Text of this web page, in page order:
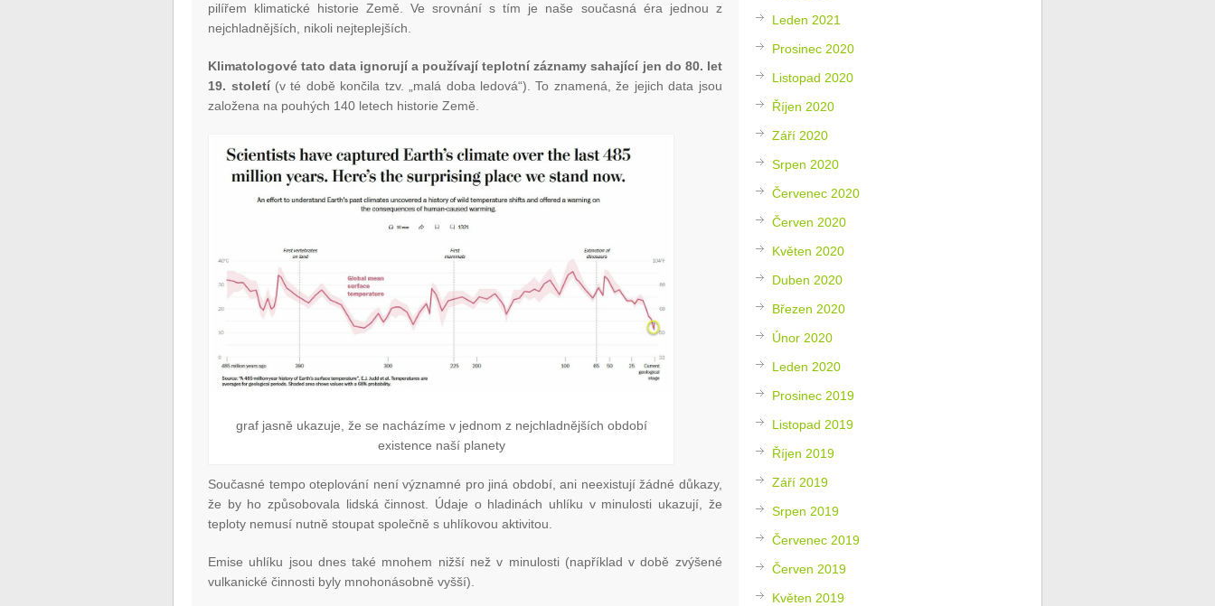
pilířem klimatické historie Země. Ve srovnání s tím je naše současná éra jednou z
nejchladnějších, nikoli nejteplejších.
Klimatologové tato data ignorují a používají teplotní záznamy sahající jen do 80. let
19. století(v té době končila tzv. „malá doba ledová“). To znamená, že jejich data jsou
založena na pouhých 140 letech historie Země.
graf jasně ukazuje, že se nacházíme v jednom z nejchladnějších období
existence naší planety
Současné tempo oteplování není významné pro jiná období, ani neexistují žádné důkazy,
že by ho způsobovala lidská činnost. Údaje o hladinách uhlíku v minulosti ukazují, že
teploty nemusí nutně stoupat společně s uhlíkovou aktivitou.
Emise uhlíku jsou dnes také mnohem nižší než v minulosti (například v době zvýšené
vulkanické činnosti byly mnohonásobně vyšší).
Leden 2021
Prosinec 2020
Listopad 2020
Říjen 2020
Září 2020
Srpen 2020
Červenec 2020
Červen 2020
Květen 2020
Duben 2020
Březen 2020
Únor 2020
Leden 2020
Prosinec 2019
Listopad 2019
Říjen 2019
Září 2019
Srpen 2019
Červenec 2019
Červen 2019
Květen 2019